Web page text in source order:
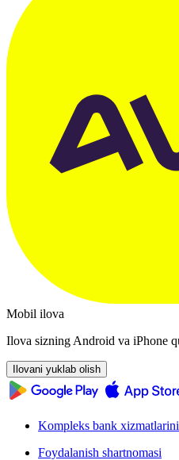
Mobil ilova
Ilova sizning Android va iPhone
Ilovani yuklab olish
Kompleks bank
Foydalanish shartnomasi